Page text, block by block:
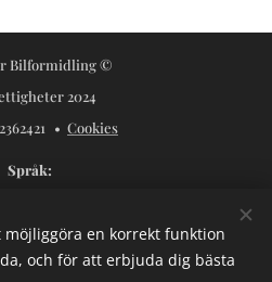
Bilformidling ©
2024
Cookies
Språk
Valutor
USD $ SEK kr
en korrekt funktion
och för att erbjuda dig bästa